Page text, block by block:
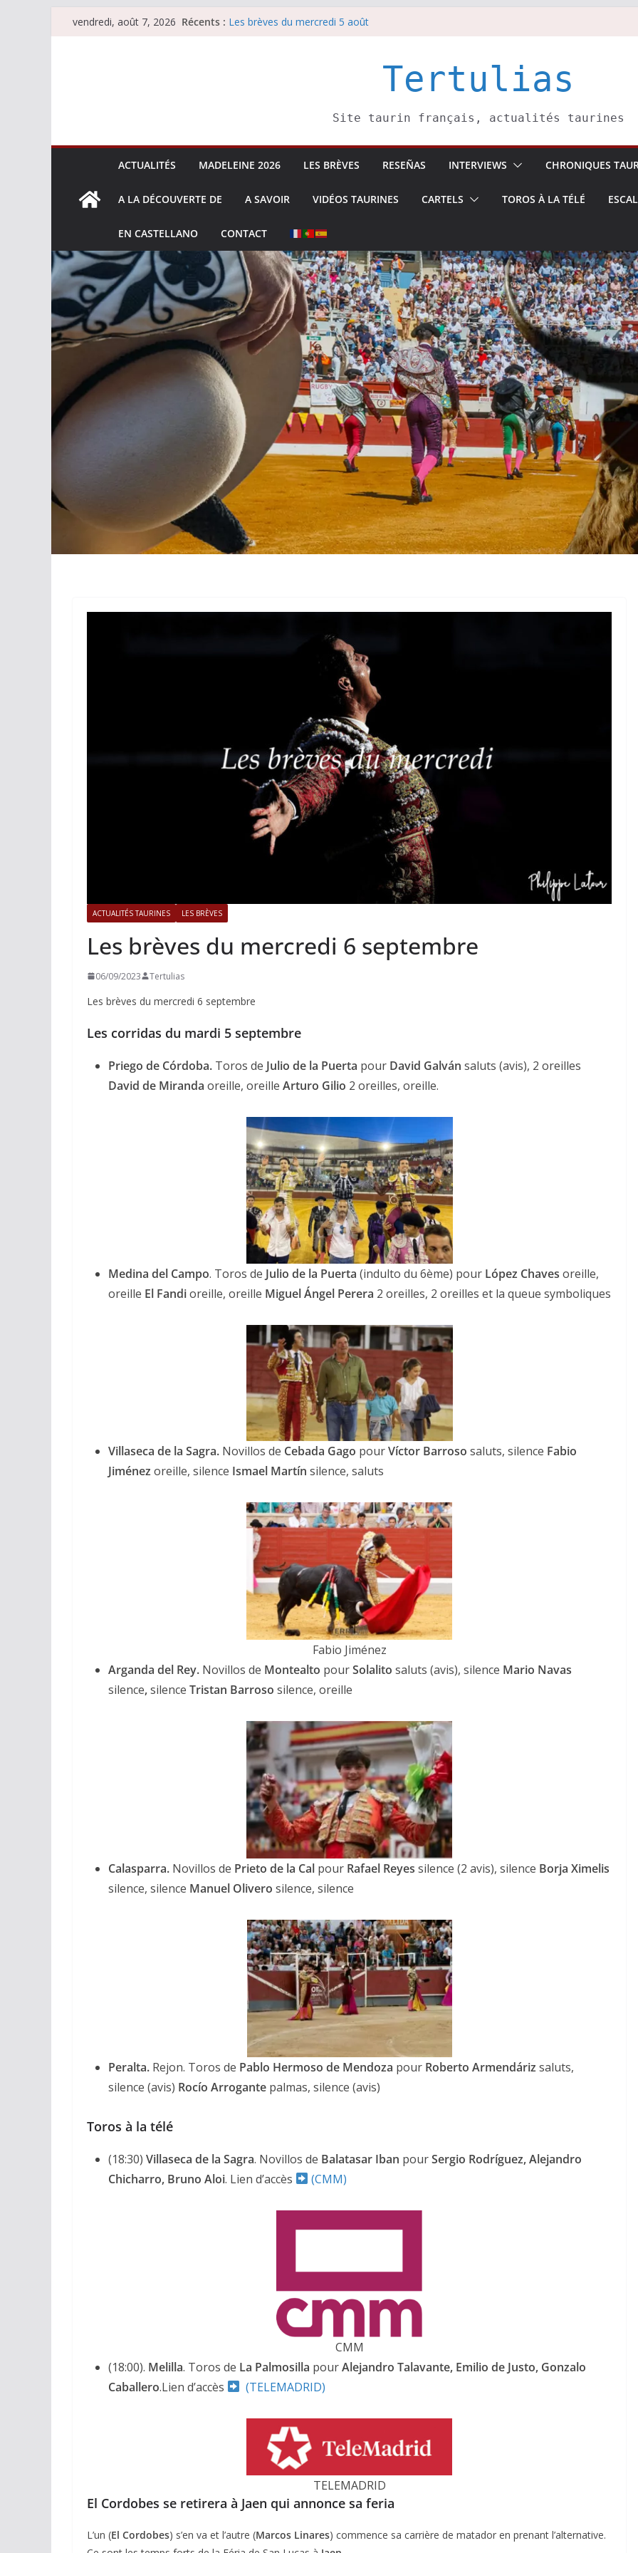
Passervendredi, août 7, 2026 Récents : Les brèves du mercredi 5 août
Tertulias
Site taurin français, actualités taurines
ACTUALITÉS MADELEINE 2026 LES BRÈVES RESEÑAS INTERVIEWS CHRONIQUES
A LA DÉCOUVERTE DE A SAVOIR VIDÉOS TAURINES CARTELS TOROS À LA TÉLÉ
EN CASTELLANO CONTACT
ACTUALITÉS TAURINES LES BRÈVES
Les brèves du mercredi 6 septembre
06/09/2023 Tertulias
Les brèves du mercredi 6 septembre
Les corridas du mardi 5 septembre
Priego de Córdoba. Toros de Julio de la Puerta pour David Galván saluts (avis), 2 oreilles
David de Miranda oreille, oreille Arturo Gilio 2 oreilles, oreille.
Medina del Campo. Toros de Julio de la Puerta (indulto du 6ème) pour López Chaves oreille,
oreille El Fandioreille, oreille Miguel Ángel Perera 2 oreilles, 2 oreilles et la queue symboliques
Villaseca de la Sagra. Novillos de Cebada Gago pourVíctor Barroso saluts, silence Fabio
Jiménez oreille, silence Ismael Martín silence, saluts
Fabio Jiménez
Arganda del Rey. Novillos de Montealto pourSolalito saluts (avis), silence Mario Navas
silence,silence Tristan Barroso silence, oreille
Calasparra. Novillos de Prieto de la Cal pour Rafael Reyes silence (2 avis), silence Borja Ximelis
silence, silence Manuel Olivero silence, silence
Peralta. Rejon. Toros de Pablo Hermoso de Mendoza pour Roberto Armendáriz saluts,
silence (avis) Rocío Arrogante palmas, silence (avis)
Toros à la télé
(18:30) Villaseca de la Sagra. Novillos de Balatasar Iban pourSergio Rodríguez, Alejandro
Chicharro, Bruno Aloi. Lien d’accès (CMM)
CMM
(18:00). Melilla. Toros de La Palmosilla pourAlejandro Talavante, Emilio de Justo, Gonzalo
Caballero.Lien d’accès (TELEMADRID)
TELEMADRID
El Cordobes se retirera à Jaen qui annonce sa feria
L’un (El Cordobes) s’en va et l’autre (Marcos Linares) commence sa carrière de matador en prenant l’alternative.
PHOTOS TAURINES 2026
Istres, l’ouverture en
photos
19/06/2026 Tertulias
fêtes en photos
17/07/2026 Tertulias
ACTUALITÉS TAURINES
CHRONIQUES TAURINES 2026
Arles : au seuil des
espérances.
Olivier Castelnau
ACTUALITÉS TAURINES
CHRONIQUES TAURINES 2026
Istres : la feria des
18/06/2026